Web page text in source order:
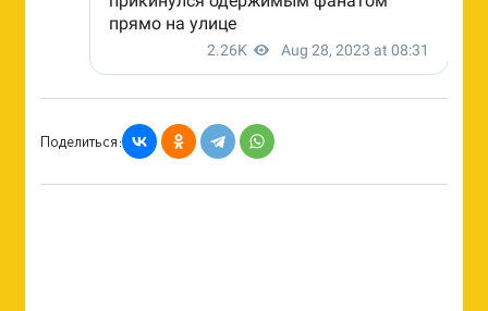
Поделиться: